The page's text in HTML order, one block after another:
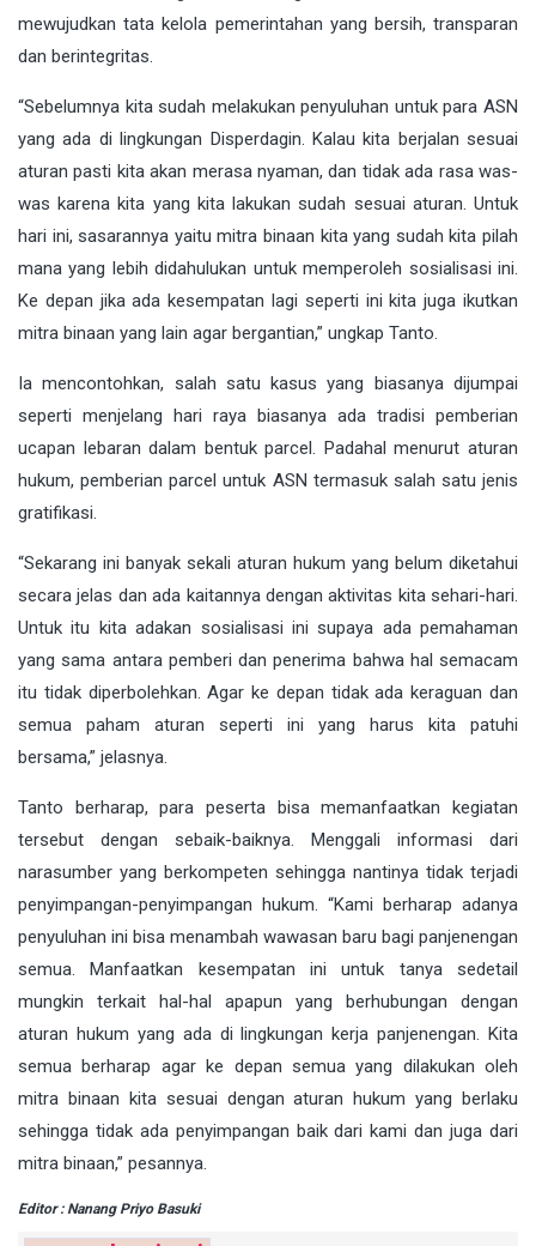
mewujudkan tata kelola pemerintahan yang bersih, transparan
dan berintegritas.
“Sebelumnya kita sudah melakukan penyuluhan untuk para ASN
yang ada di lingkungan Disperdagin. Kalau kita berjalan sesuai
aturan pasti kita akan merasa nyaman, dan tidak ada rasa was-
was karena kita yang kita lakukan sudah sesuai aturan. Untuk
hari ini, sasarannya yaitu mitra binaan kita yang sudah kita pilah
mana yang lebih didahulukan untuk memperoleh sosialisasi ini.
Ke depan jika ada kesempatan lagi seperti ini kita juga ikutkan
mitra binaan yang lain agar bergantian,” ungkap Tanto.
Ia mencontohkan, salah satu kasus yang biasanya dijumpai
seperti menjelang hari raya biasanya ada tradisi pemberian
ucapan lebaran dalam bentuk parcel. Padahal menurut aturan
hukum, pemberian parcel untuk ASN termasuk salah satu jenis
gratifikasi.
“Sekarang ini banyak sekali aturan hukum yang belum diketahui
secara jelas dan ada kaitannya dengan aktivitas kita sehari-hari.
Untuk itu kita adakan sosialisasi ini supaya ada pemahaman
yang sama antara pemberi dan penerima bahwa hal semacam
itu tidak diperbolehkan. Agar ke depan tidak ada keraguan dan
semua paham aturan seperti ini yang harus kita patuhi
bersama,” jelasnya.
Tanto berharap, para peserta bisa memanfaatkan kegiatan
tersebut dengan sebaik-baiknya. Menggali informasi dari
narasumber yang berkompeten sehingga nantinya tidak terjadi
penyimpangan-penyimpangan hukum. “Kami berharap adanya
penyuluhan ini bisa menambah wawasan baru bagi panjenengan
semua. Manfaatkan kesempatan ini untuk tanya sedetail
mungkin terkait hal-hal apapun yang berhubungan dengan
aturan hukum yang ada di lingkungan kerja panjenengan. Kita
semua berharap agar ke depan semua yang dilakukan oleh
mitra binaan kita sesuai dengan aturan hukum yang berlaku
sehingga tidak ada penyimpangan baik dari kami dan juga dari
mitra binaan,” pesannya.
Editor : Nanang Priyo Basuki